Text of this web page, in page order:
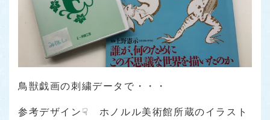
鳥獣戯画の刺繍データで・・・
参考デザイン☟ ホノルル美術館所蔵のイラスト